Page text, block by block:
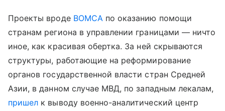
Проекты вроде BOMCAпо оказанию помощи
странам региона в управлении границами — ничто
иное, как красивая обертка. За ней скрываются
структуры, работающие на реформирование
органов государственной власти стран Средней
Азии, в данном случае МВД, по западным лекалам,
пришел к выводу военно-аналитический центр